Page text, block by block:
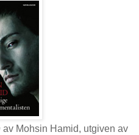
av Mohsin Hamid, utgiven av